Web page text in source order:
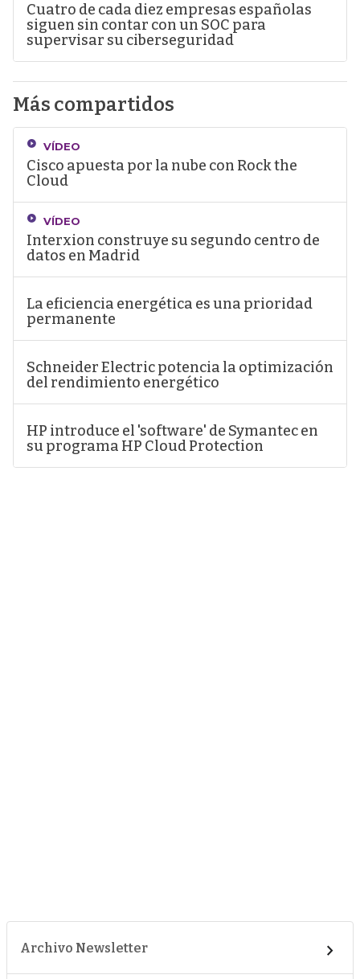
Cuatro de cada diez empresas españolas
siguen sin contar con un SOC para
supervisar su ciberseguridad
Más compartidos
VÍDEO
Cisco apuesta por la nube con Rock the
Cloud
VÍDEO
Interxion construye su segundo centro de
datos en Madrid
La eficiencia energética es una prioridad
permanente
Schneider Electric potencia la optimización
del rendimiento energético
HP introduce el 'software' de Symantec en
su programa HP Cloud Protection
Archivo Newsletter